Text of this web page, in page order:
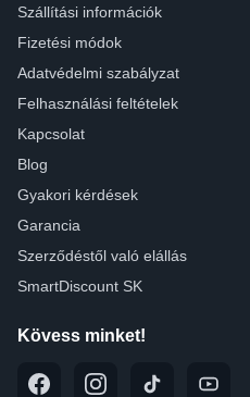
Szállítási információk
Fizetési módok
Adatvédelmi szabályzat
Felhasználási feltételek
Kapcsolat
Blog
Gyakori kérdések
Garancia
Szerződéstől való elállás
SmartDiscount SK
Kövess minket!